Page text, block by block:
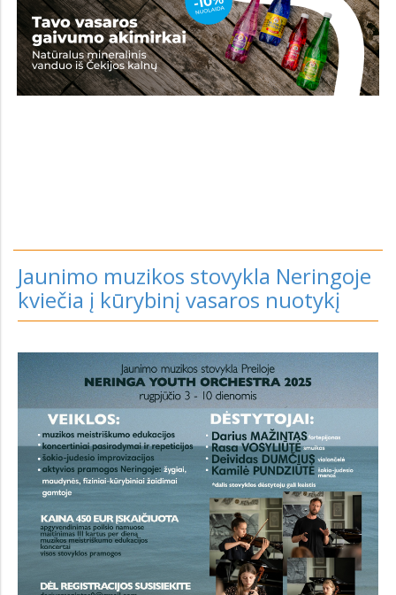
Jaunimo muzikos stovykla Neringoje
kviečia į kūrybinį vasaros nuotykį